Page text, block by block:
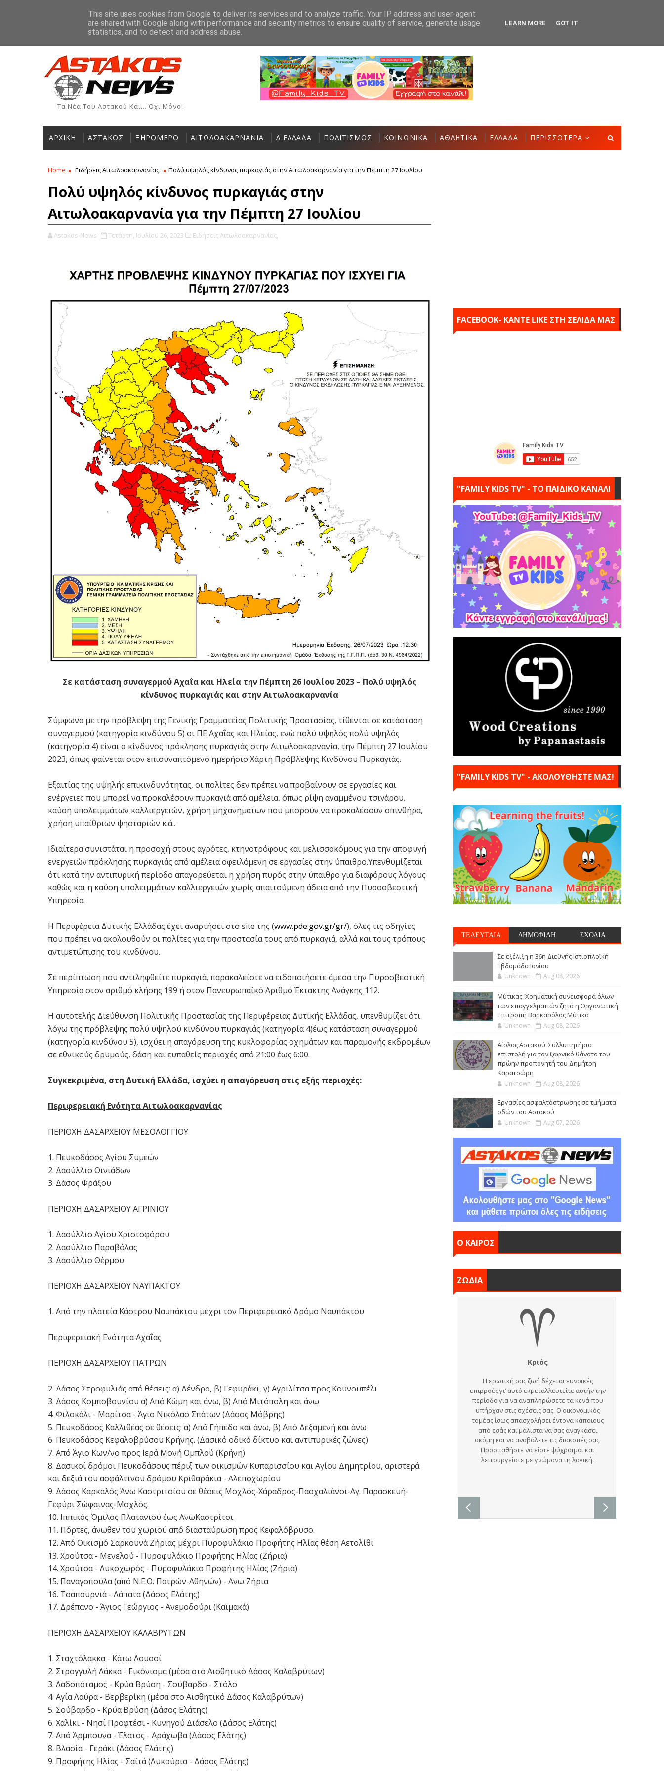
Ιστορία Χρήσιμα Τηλέφωνα Αγγελίες Ανακοίνωση Επικοινωνία
ΡΟΗ ΕΙΔΗΣΕΩΝ ΑΘΛΗΤΙΚΆ Σε εξέλιξη η 36η Διεθνής Ιστιοπλοϊκή Εβδομάδα Ιονίου Μύτικας: Χρηματική συνεισφορά όλων των επαγγελματιών ζητά η
Τα Νέα Του Αστακού Και... Όχι Μόνο!
ΑΡΧΙΚΗ ΑΣΤΑΚΟΣ ΞΗΡΟΜΕΡΟ ΑΙΤΩΛΟΑΚΑΡΝΑΝΙΑ Δ.ΕΛΛΑΔΑ ΠΟΛΙΤΙΣΜΟΣ ΚΟΙΝΩΝΙΚΑ ΑΘΛΗΤΙΚΑ ΕΛΛΑΔΑ ΠΕΡΙΣΣΟΤΕΡΑ
Home Ειδήσεις Αιτωλοακαρνανίας Πολύ υψηλός κίνδυνος πυρκαγιάς στην Αιτωλοακαρνανία για την Πέμπτη 27 Ιουλίου
Πολύ υψηλός κίνδυνος πυρκαγιάς στην
Αιτωλοακαρνανία για την Πέμπτη 27 Ιουλίου
Astakos-News Τετάρτη, Ιουλίου 26, 2023 Ειδήσεις Αιτωλοακαρνανίας,
Σε κατάσταση συναγερμού Αχαΐα και Ηλεία την Πέμπτη 26 Ιουλίου 2023 – Πολύ υψηλός
κίνδυνος πυρκαγιάς και στην Αιτωλοακαρνανία
Σύμφωνα με την πρόβλεψη της Γενικής Γραμματείας Πολιτικής Προστασίας, τίθενται σε κατάσταση
συναγερμού (κατηγορία κινδύνου 5) οι ΠΕ Αχαΐας και Ηλείας, ενώ πολύ υψηλός πολύ υψηλός
(κατηγορία 4) είναι ο κίνδυνος πρόκλησης πυρκαγιάς στην Αιτωλοακαρνανία, την Πέμπτη 27 Ιουλίου
2023, όπως φαίνεται στον επισυναπτόμενο ημερήσιο Χάρτη Πρόβλεψης Κινδύνου Πυρκαγιάς.
Εξαιτίας της υψηλής επικινδυνότητας, οι πολίτες δεν πρέπει να προβαίνουν σε εργασίες και
ενέργειες που μπορεί να προκαλέσουν πυρκαγιά από αμέλεια, όπως ρίψη αναμμένου τσιγάρου,
καύση υπολειμμάτων καλλιεργειών, χρήση μηχανημάτων που μπορούν να προκαλέσουν σπινθήρα,
χρήση υπαίθριων ψησταριών κ.ά..
Ιδιαίτερα συνιστάται η προσοχή στους αγρότες, κτηνοτρόφους και μελισσοκόμους για την αποφυγή
ενεργειών πρόκλησης πυρκαγιάς από αμέλεια οφειλόμενη σε εργασίες στην ύπαιθρο.Υπενθυμίζεται
ότι κατά την αντιπυρική περίοδο απαγορεύεται η χρήση πυρός στην ύπαιθρο για διαφόρους λόγους
καθώς και η καύση υπολειμμάτων καλλιεργειών χωρίς απαιτούμενη άδεια από την Πυροσβεστική
Υπηρεσία.
Η Περιφέρεια Δυτικής Ελλάδας έχει αναρτήσει στο site της (www.pde.gov.gr/gr/), όλες τις οδηγίες
που πρέπει να ακολουθούν οι πολίτες για την προστασία τους από πυρκαγιά, αλλά και τους τρόπους
αντιμετώπισης του κινδύνου.
Σε περίπτωση που αντιληφθείτε πυρκαγιά, παρακαλείστε να ειδοποιήσετε άμεσα την Πυροσβεστική
Υπηρεσία στον αριθμό κλήσης 199 ή στον Πανευρωπαϊκό Αριθμό Έκτακτης Ανάγκης 112.
Η αυτοτελής Διεύθυνση Πολιτικής Προστασίας της Περιφέρειας Δυτικής Ελλάδας, υπενθυμίζει ότι
λόγω της πρόβλεψης πολύ υψηλού κινδύνου πυρκαγιάς (κατηγορία 4)έως κατάσταση συναγερμού
(κατηγορία κινδύνου 5), ισχύει η απαγόρευση της κυκλοφορίας οχημάτων και παραμονής εκδρομέων
σε εθνικούς δρυμούς, δάση και ευπαθείς περιοχές από 21:00 έως 6:00.
Συγκεκριμένα, στη Δυτική Ελλάδα, ισχύει η απαγόρευση στις εξής περιοχές:
Περιφερειακή Ενότητα Αιτωλοακαρνανίας
ΠΕΡΙΟΧΗ ΔΑΣΑΡΧΕΙΟΥ ΜΕΣΟΛΟΓΓΙΟΥ
1. Πευκοδάσος Αγίου Συμεών
2. Δασύλλιο Οινιάδων
3. Δάσος Φράξου
ΠΕΡΙΟΧΗ ΔΑΣΑΡΧΕΙΟΥ ΑΓΡΙΝΙΟΥ
1. Δασύλλιο Αγίου Χριστοφόρου
2. Δασύλλιο Παραβόλας
3. Δασύλλιο Θέρμου
ΠΕΡΙΟΧΗ ΔΑΣΑΡΧΕΙΟΥ ΝΑΥΠΑΚΤΟΥ
1. Από την πλατεία Κάστρου Ναυπάκτου μέχρι τον Περιφερειακό Δρόμο Ναυπάκτου
Περιφερειακή Ενότητα Αχαΐας
ΠΕΡΙΟΧΗ ΔΑΣΑΡΧΕΙΟΥ ΠΑΤΡΩΝ
2. Δάσος Στροφυλιάς από θέσεις: α) Δένδρο, β) Γεφυράκι, γ) Αγριλίτσα προς Κουνουπέλι
3. Δάσος Κομποβουνίου α) Από Κώμη και άνω, β) Από Μιτόπολη και άνω
4. Φιλοκάλι - Μαρίτσα - Άγιο Νικόλαο Σπάτων (Δάσος Μόβρης)
5. Πευκοδάσος Καλλιθέας σε θέσεις: α) Από Γήπεδο και άνω, β) Από Δεξαμενή και άνω
6. Πευκοδάσος Κεφαλοβρύσου Κρήνης. (Δασικό οδικό δίκτυο και αντιπυρικές ζώνες)
7. Από Άγιο Κων/νο προς Ιερά Μονή Ομπλού (Κρήνη)
8. Δασικοί δρόμοι Πευκοδάσους πέριξ των οικισμών Κυπαρισσίου και Αγίου Δημητρίου, αριστερά
και δεξιά του ασφάλτινου δρόμου Κριθαράκια - Αλεποχωρίου
9. Δάσος Καρκαλός Άνω Καστριτσίου σε θέσεις Μοχλός-Χάραδρος-Πασχαλιάνοι-Αγ. Παρασκευή-
Γεφύρι Σώφαινας-Μοχλός.
10. Ιππικός Όμιλος Πλατανιού έως ΑνωΚαστρίτσι.
11. Πόρτες, άνωθεν του χωριού από διασταύρωση προς Κεφαλόβρυσο.
12. Από Οικισμό Σαρκουνά Ζήριας μέχρι Πυροφυλάκιο Προφήτης Ηλίας θέση Αετολίθι
13. Χρούτσα - Μενελού - Πυροφυλάκιο Προφήτης Ηλίας (Ζήρια)
14. Χρούτσα - Λυκοχωρός - Πυροφυλάκιο Προφήτης Ηλίας (Ζήρια)
15. Παναγοπούλα (από Ν.Ε.Ο. Πατρών-Αθηνών) - Ανω Ζήρια
16. Τσαπουρνιά - Λάπατα (Δάσος Ελάτης)
17. Δρέπανο - Άγιος Γεώργιος - Ανεμοδούρι (Καϊμακά)
ΠΕΡΙΟΧΗ ΔΑΣΑΡΧΕΙΟΥ ΚΑΛΑΒΡΥΤΩΝ
1. Σταχτόλακκα - Κάτω Λουσοί
2. Στρογγυλή Λάκκα - Εικόνισμα (μέσα στο Αισθητικό Δάσος Καλαβρύτων)
3. Λαδοπόταμος - Κρύα Βρύση - Σούβαρδο - Στόλο
4. Αγία Λαύρα - Βερβερίκη (μέσα στο Αισθητικό Δάσος Καλαβρύτων)
5. Σούβαρδο - Κρύα Βρύση (Δάσος Ελάτης)
6. Χαλίκι - Νησί Προφτέσι - Κυνηγού Διάσελο (Δάσος Ελάτης)
7. Από Άρμπουνα - Έλατος - Αράχωβα (Δάσος Ελάτης)
8. Βλασία - Γεράκι (Δάσος Ελάτης)
9. Προφήτης Ηλίας - Σαϊτά (Λυκούρια - Δάσος Ελάτης)
FACEBOOK- KANTE LIKE ΣΤΗ ΣΕΛΙΔΑ ΜΑΣ
"FAMILY KIDS TV" - ΤΟ ΠΑΙΔΙΚΟ ΚΑΝΑΛΙ
"FAMILY KIDS TV" - ΑΚΟΛΟΥΘΗΣΤΕ ΜΑΣ!
ΤΕΛΕΥΤΑΙΑ ΔΗΜΟΦΙΛΗ ΣΧΟΛΙΑ
Σε εξέλιξη η 36η Διεθνής Ιστιοπλοϊκή
Εβδομάδα Ιονίου
Unknown Aug 08, 2026
Μύτικας: Χρηματική συνεισφορά όλων
των επαγγελματιών ζητά η Οργανωτική
Επιτροπή Βαρκαρόλας Μύτικα
Unknown Aug 08, 2026
Αίολος Αστακού: Συλλυπητήρια
επιστολή για τον ξαφνικό θάνατο του
πρώην προπονητή του Δημήτρη
Καρατσώρη
Unknown Aug 08, 2026
Εργασίες ασφαλτόστρωσης σε τμήματα
οδών του Αστακού
Unknown Aug 07, 2026
Ο ΚΑΙΡΟΣ
ΖΩΔΙΑ
This site uses cookies from Google to deliver its services and to analyze traffic. Your IP address and user-agent
are shared with Google along with performance and security metrics to ensure quality of service, generate usage
statistics, and to detect and address abuse.
LEARN MORE GOT IT